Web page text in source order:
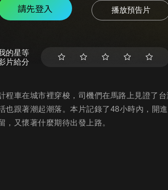
請先登入 播放預告片
的星等
片給分
程車在城市裡穿梭，司機們在馬路上見證了
也跟著潮起潮落。本片記錄了48小時內，開
，又懷著什麼期待出發上路。